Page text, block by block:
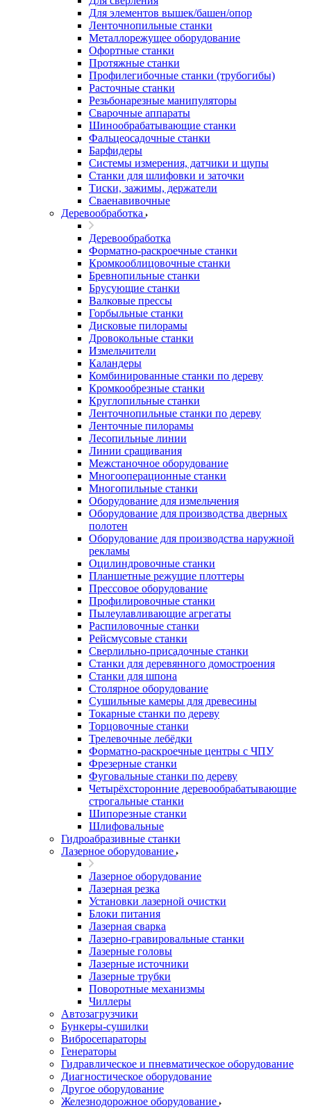
Для элементов вышек/башен/опор
Ленточнопильные станки
Металлорежущее оборудование
Офортные станки
Протяжные станки
Профилегибочные станки (трубогибы)
Расточные станки
Резьбонарезные манипуляторы
Сварочные аппараты
Шинообрабатывающие станки
Фальцеосадочные станки
Барфидеры
Системы измерения, датчики и щупы
Станки для шлифовки и заточки
Тиски, зажимы, держатели
Cваенавивочные
Деревообработка
Деревообработка
Форматно-раскроечные станки
Кромкооблицовочные станки
Бревнопильные станки
Брусующие станки
Валковые прессы
Горбыльные станки
Дисковые пилорамы
Дровокольные станки
Измельчители
Каландеры
Комбинированные станки по дереву
Кромкообрезные станки
Круглопильные станки
Ленточнопильные станки по дереву
Ленточные пилорамы
Лесопильные линии
Линии сращивания
Межстаночное оборудование
Многооперационные станки
Многопильные станки
Оборудование для измельчения
Оборудование для производства дверных
полотен
Оборудование для производства наружной
рекламы
Оцилиндровочные станки
Планшетные режущие плоттеры
Прессовое оборудование
Профилировочные станки
Пылеулавливающие агрегаты
Распиловочные станки
Рейсмусовые станки
Сверлильно-присадочные станки
Станки для деревянного домостроения
Станки для шпона
Столярное оборудование
Сушильные камеры для древесины
Токарные станки по дереву
Торцовочные станки
Трелевочные лебёдки
Форматно-раскроечные центры с ЧПУ
Фрезерные станки
Фуговальные станки по дереву
Четырёхсторонние деревообрабатывающие
строгальные станки
Шипорезные станки
Шлифовальные
Гидроабразивные станки
Лазерное оборудование
Лазерное оборудование
Лазерная резка
Установки лазерной очистки
Блоки питания
Лазерная сварка
Лазерно-гравировальные станки
Лазерные головы
Лазерные источники
Лазерные трубки
Поворотные механизмы
Чиллеры
Автозагрузчики
Бункеры-сушилки
Вибросепараторы
Генераторы
Гидравлическое и пневматическое оборудование
Диагностическое оборудование
Другое оборудование
Железнодорожное оборудование